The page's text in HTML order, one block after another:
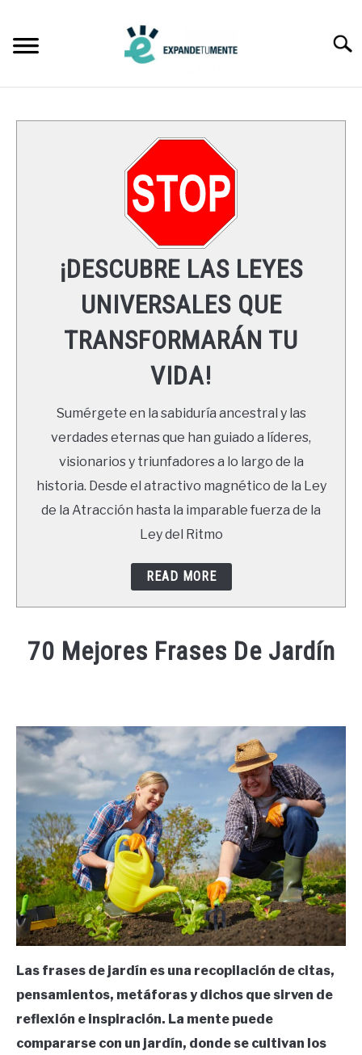
content
LEYES UNIVERSALES
RECURSOS
NEWSLETTER
¡DESCUBRE LAS LEYES
UNIVERSALES QUE
TRANSFORMARÁN TU
VIDA!
Sumérgete en la sabiduría ancestral y las
verdades eternas que han guiado a líderes,
visionarios y triunfadores a lo largo de la
historia. Desde el atractivo magnético de la Ley
de la Atracción hasta la imparable fuerza de la
Ley del Ritmo
READ MORE
70 Mejores Frases De Jardín
Las frases de jardín es una recopilación de citas,
pensamientos, metáforas y dichos que sirven de
reflexión e inspiración. La mente puede
compararse con un jardín, donde se cultivan los